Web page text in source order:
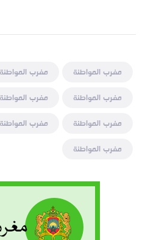
مغرب المواطنة مغرب المواطنة
مغرب المواطنة
مغرب المواطنة
مغرب المواطنة
مغرب المواطنة
مغرب المواطنة